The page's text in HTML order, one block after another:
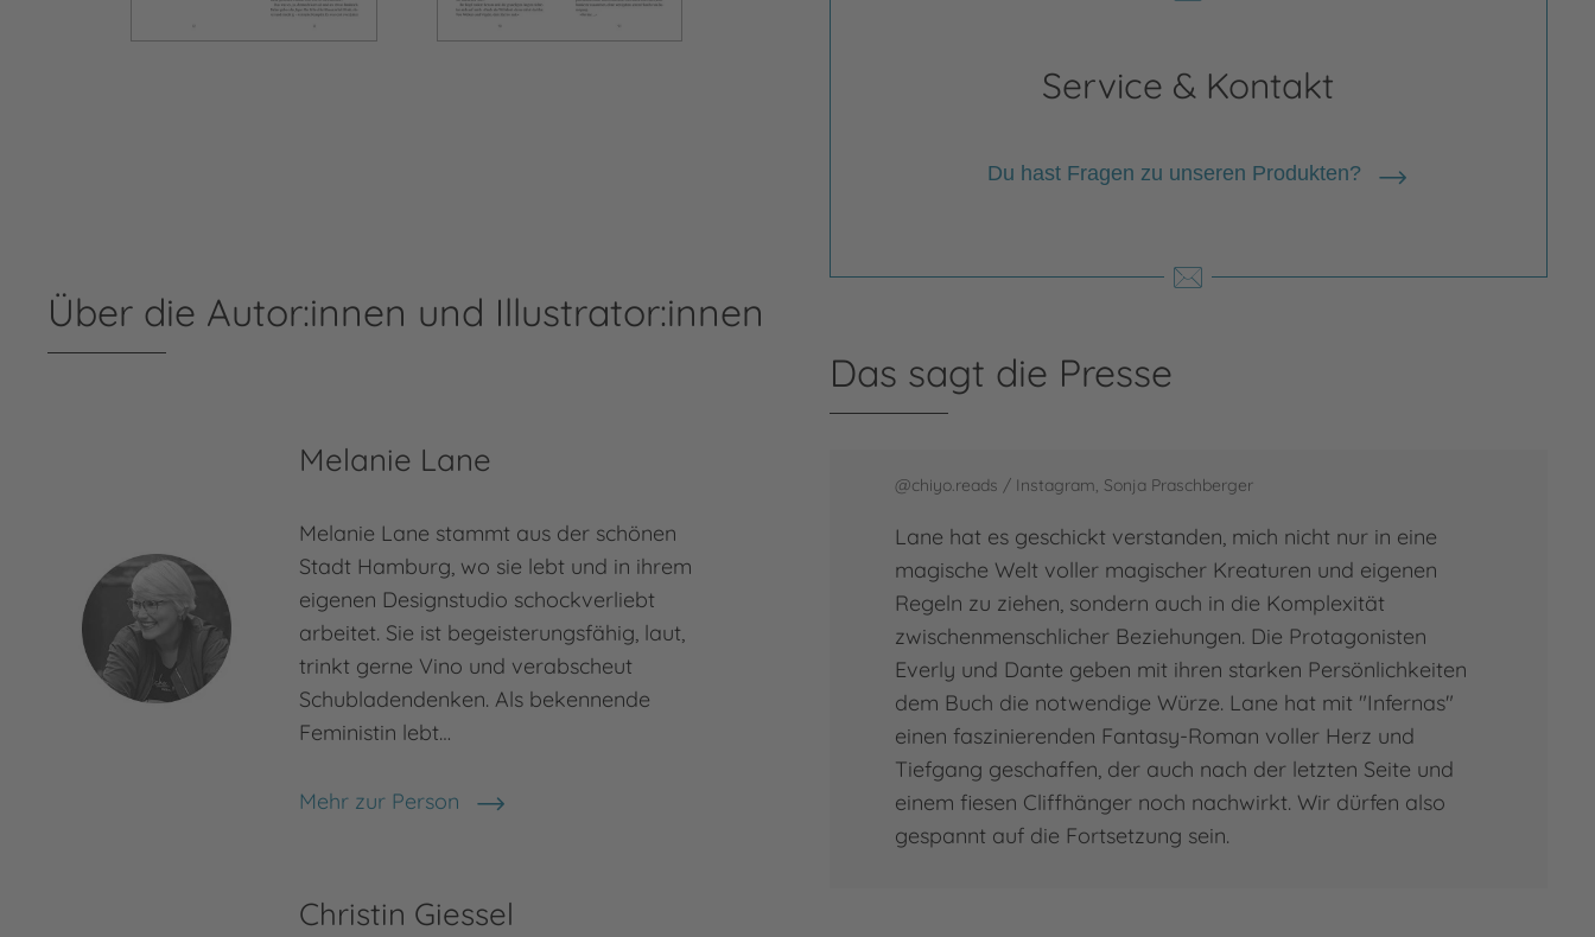
Service & Kontakt
Du hast Fragen zu unseren Produkten?
Über die Autor:innen und Illustrator:innen
Melanie Lane
Melanie Lane stammt aus der schönen
Stadt Hamburg, wo sie lebt und in ihrem
eigenen Designstudio schockverliebt
arbeitet. Sie ist begeisterungsfähig, laut,
trinkt gerne Vino und verabscheut
Schubladendenken. Als bekennende
Feministin lebt…
Mehr zur Person
Melanie Lane
Christin Giessel
Das sagt die Presse
@chiyo.reads / Instagram, Sonja Praschberger
Lane hat es geschickt verstanden, mich nicht nur in eine
magische Welt voller magischer Kreaturen und eigenen
Regeln zu ziehen, sondern auch in die Komplexität
zwischenmenschlicher Beziehungen. Die Protagonisten
Everly und Dante geben mit ihren starken Persönlichkeiten
dem Buch die notwendige Würze. Lane hat mit "Infernas"
einen faszinierenden Fantasy-Roman voller Herz und
Tiefgang geschaffen, der auch nach der letzten Seite und
einem fiesen Cliffhänger noch nachwirkt. Wir dürfen also
gespannt auf die Fortsetzung sein.